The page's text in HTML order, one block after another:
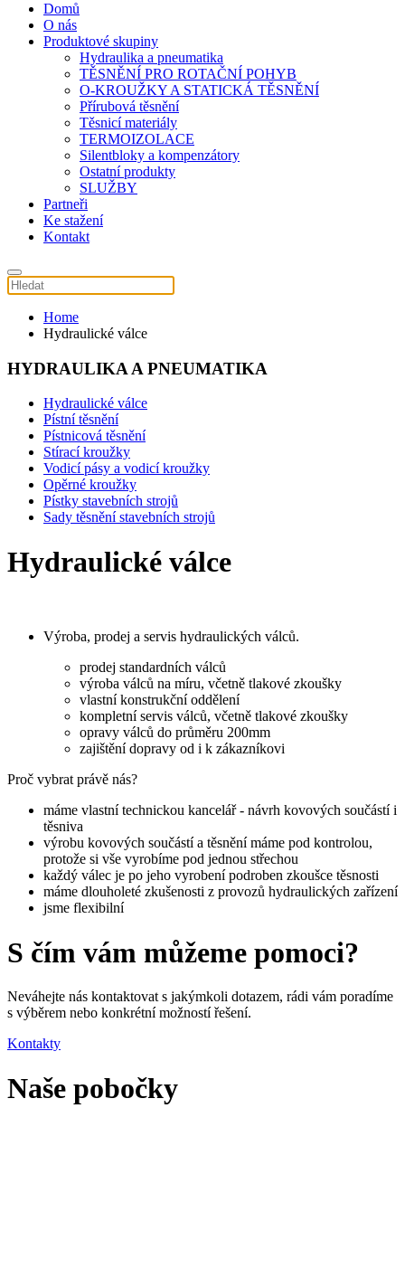
Domů
O nás
Produktové skupiny
Hydraulika a pneumatika
TĚSNĚNÍ PRO ROTAČNÍ POHYB
O-KROUŽKY A STATICKÁ TĚSNĚNÍ
Přírubová těsnění
Těsnicí materiály
TERMOIZOLACE
Silentbloky a kompenzátory
Ostatní produkty
SLUŽBY
Partneři
Ke stažení
Kontakt
Home
Hydraulické válce
HYDRAULIKA A PNEUMATIKA
Hydraulické válce
Pístní těsnění
Pístnicová těsnění
Stírací kroužky
Vodicí pásy a vodicí kroužky
Opěrné kroužky
Pístky stavebních strojů
Sady těsnění stavebních strojů
Hydraulické válce
Výroba, prodej a servis hydraulických válců.
prodej standardních válců
výroba válců na míru, včetně tlakové zkoušky
vlastní konstrukční oddělení
kompletní servis válců, včetně tlakové zkoušky
opravy válců do průměru 200mm
zajištění dopravy od i k zákazníkovi
Proč vybrat právě nás?
máme vlastní technickou kancelář - návrh kovových součástí i
těsniva
výrobu kovových součástí a těsnění máme pod kontrolou,
protože si vše vyrobíme pod jednou střechou
každý válec je po jeho vyrobení podroben zkoušce těsnosti
máme dlouholeté zkušenosti z provozů hydraulických zařízení
jsme flexibilní
S čím vám můžeme pomoci?
Neváhejte nás kontaktovat s jakýmkoli dotazem, rádi vám poradíme
s výběrem nebo konkrétní možností řešení.
Kontakty
Naše pobočky